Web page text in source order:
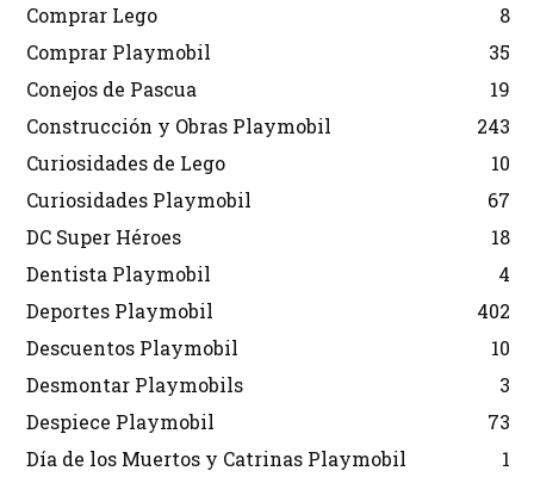
Comprar Lego
8
Comprar Playmobil
35
Conejos de Pascua
19
Construcción y Obras Playmobil
243
Curiosidades de Lego
10
Curiosidades Playmobil
67
DC Super Héroes
18
Dentista Playmobil
4
Deportes Playmobil
402
Descuentos Playmobil
10
Desmontar Playmobils
3
Despiece Playmobil
73
Día de los Muertos y Catrinas Playmobil
1